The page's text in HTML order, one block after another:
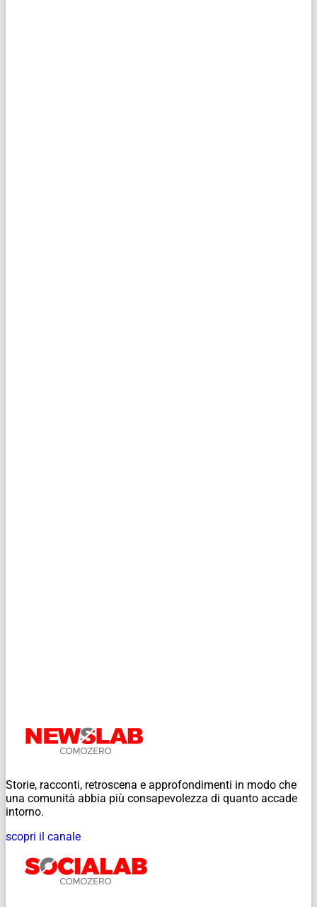
Storie, racconti, retroscena e approfondimenti in modo che
una comunità abbia più consapevolezza di quanto accade
intorno.
scopri il canale